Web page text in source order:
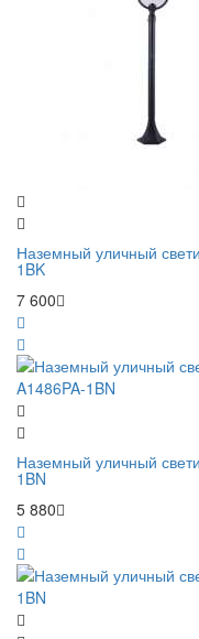
Наземный уличный
1BK
7 600
Наземный уличный
1BN
5 880